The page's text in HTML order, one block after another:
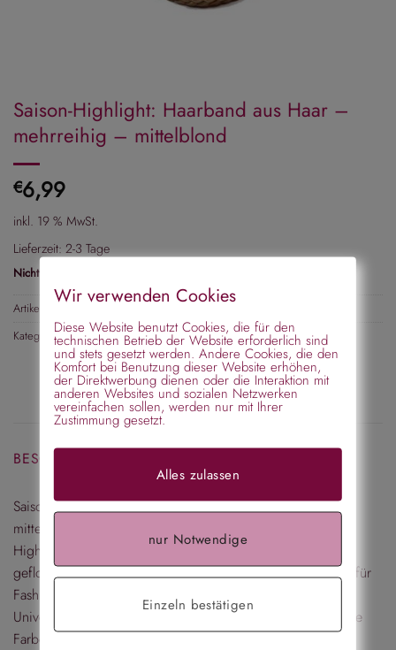
Saison-Highlight: Haarband aus Haar –
mehrreihig – mittelblond
€6,99
inkl. 19 % MwSt.
Lieferzeit: 2-3 Tage
Nicht vorrätig
Artikelnummer:
174691 mittelblond
Kategorien:Haarteile,Haarband
BESCHREIBUNG
Saison-Highlight: Haarband aus Haar – mehrreihig –
mittelblond. Wir freuen uns, Ihnen unser neues Saison-
Highlight vorstellen zu dürfen. Dieses Haarband aus
geflochtenem Haar mehrreihig ist ein absolutes Must-Have für
Fashion Victims. Ein extravagantes Styling ist garantiert.
Universalgröße durch flexibles Gummi. Bitte wählen Sie Ihre
Farbe aus:
Wir verwenden Cookies
Diese Website benutzt Cookies, die für den
technischen Betrieb der Website erforderlich sind
und stets gesetzt werden. Andere Cookies, die den
Komfort bei Benutzung dieser Website erhöhen,
der Direktwerbung dienen oder die Interaktion mit
anderen Websites und sozialen Netzwerken
vereinfachen sollen, werden nur mit Ihrer
Zustimmung gesetzt.
Alles zulassen
nur Notwendige
Einzeln bestätigen